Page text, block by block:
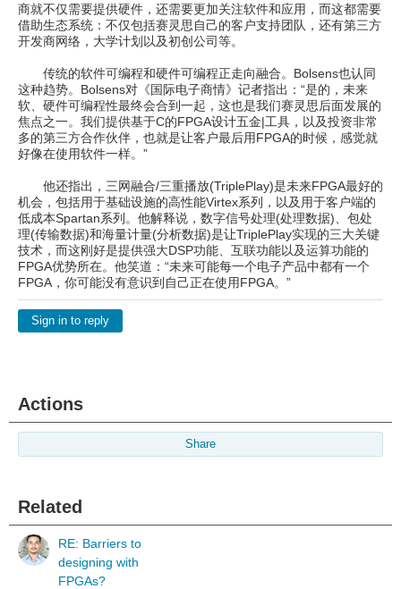
商就不仅需要提供硬件，还需要更加关注软件和应用，而这都需要
借助生态系统：不仅包括赛灵思自己的客户支持团队，还有第三方
开发商网络，大学计划以及初创公司等。
传统的软件可编程和硬件可编程正走向融合。Bolsens也认同
这种趋势。Bolsens对《国际电子商情》记者指出：“是的，未来
软、硬件可编程性最终会合到一起，这也是我们赛灵思后面发展的
焦点之一。我们提供基于C的FPGA设计五金|工具，以及投资非常
多的第三方合作伙伴，也就是让客户最后用FPGA的时候，感觉就
好像在使用软件一样。”
他还指出，三网融合/三重播放(TriplePlay)是未来FPGA最好的
机会，包括用于基础设施的高性能Virtex系列，以及用于客户端的
低成本Spartan系列。他解释说，数字信号处理(处理数据)、包处
理(传输数据)和海量计量(分析数据)是让TriplePlay实现的三大关键
技术，而这刚好是提供强大DSP功能、互联功能以及运算功能的
FPGA优势所在。他笑道：“未来可能每一个电子产品中都有一个
FPGA，你可能没有意识到自己正在使用FPGA。”
Sign in to reply
Actions
Share
Related
RE: Barriers to
designing with
FPGAs?